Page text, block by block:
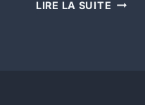
LIRE LA SUITE